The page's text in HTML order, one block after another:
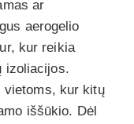
ar
aerogelio
kur reikia
izoliacijos.
vietoms, kur kitų
iššūkio. Dėl